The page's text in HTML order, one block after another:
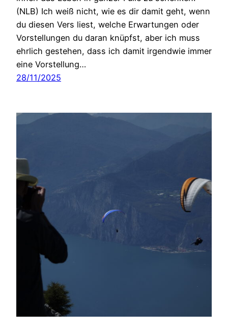
(NLB) Ich weiß nicht, wie es dir damit geht, wenn
du diesen Vers liest, welche Erwartungen oder
Vorstellungen du daran knüpfst, aber ich muss
ehrlich gestehen, dass ich damit irgendwie immer
eine Vorstellung…
28/11/2025